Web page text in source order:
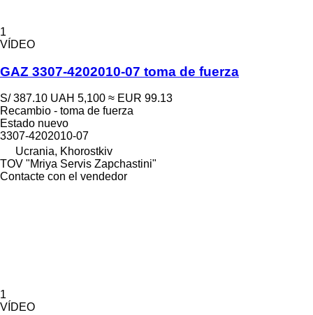
1
VÍDEO
GAZ 3307-4202010-07 toma de fuerza
S/ 387.10 UAH 5,100 ≈ EUR 99.13
Recambio - toma de fuerza
Estado nuevo
3307-4202010-07
Ucrania, Khorostkiv
TOV "Mriya Servis Zapchastini"
Contacte con el vendedor
1
VÍDEO